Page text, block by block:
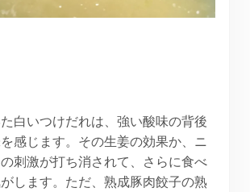
白いつけだれは、強い酸味の背後
感じます。その生姜の効果か、ニ
刺激が打ち消されて、さらに食べ
します。ただ、熟成豚肉餃子の熟